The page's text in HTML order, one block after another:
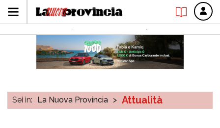
Sei in: La Nuova Provincia > Attualità